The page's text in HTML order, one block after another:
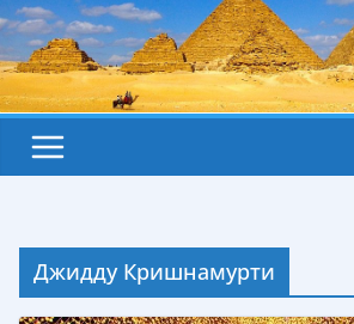
Джидду Кришнамурти